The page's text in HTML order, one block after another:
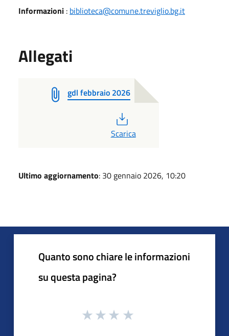
Informazioni : biblioteca@comune.treviglio.bg.it
Allegati
gdl febbraio 2026
Scarica
Ultimo aggiornamento: 30 gennaio 2026, 10:20
Quanto sono chiare le informazioni
su questa pagina?